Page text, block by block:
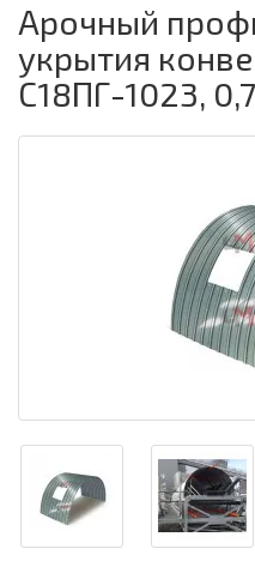
Арочный
укрытия
С18ПГ-1023,